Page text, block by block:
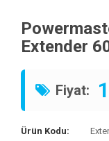
Extender
Fiyat:
Ürün Kodu: